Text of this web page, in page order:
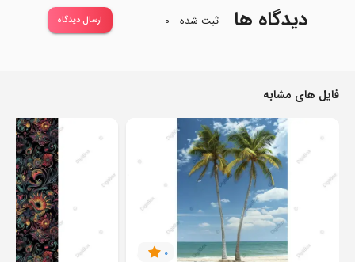
دیدگاه ها ثبت شده 0 ارسال دیدگاه
فایل های مشابه
0